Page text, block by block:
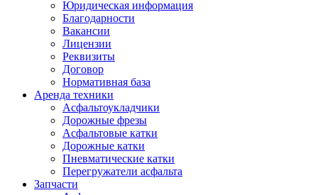
Юридическая информация
Благодарности
Вакансии
Лицензии
Реквизиты
Договор
Нормативная база
Аренда техники
Асфальтоукладчики
Дорожные фрезы
Асфальтовые катки
Дорожные катки
Пневматические катки
Перегружатели асфальта
Запчасти